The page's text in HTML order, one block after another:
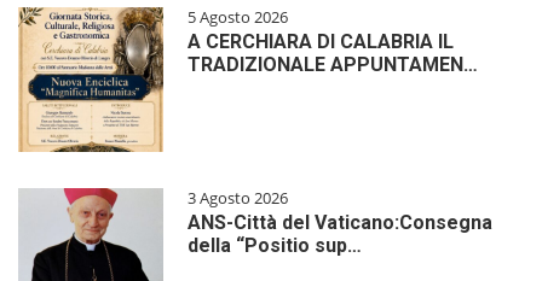
5 Agosto 2026
A CERCHIARA DI CALABRIA IL
TRADIZIONALE APPUNTAMEN…
3 Agosto 2026
ANS-Città del Vaticano:Consegna
della “Positio sup…